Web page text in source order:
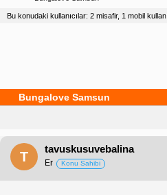
Bu konudaki kullanıcılar: 2 misafir, 1 mobil
Bungalove Samsun
T
tavuskusuvebalina
Er Konu Sahibi